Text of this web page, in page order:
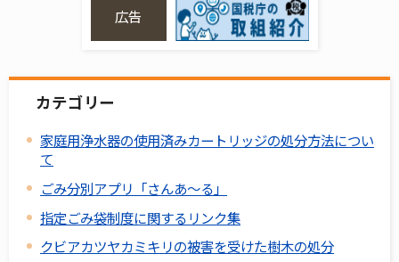
広告
カテゴリー
家庭用浄水器の使用済みカートリッジの処分方法につい
て
ごみ分別アプリ「さんあ～る」
指定ごみ袋制度に関するリンク集
クビアカツヤカミキリの被害を受けた樹木の処分